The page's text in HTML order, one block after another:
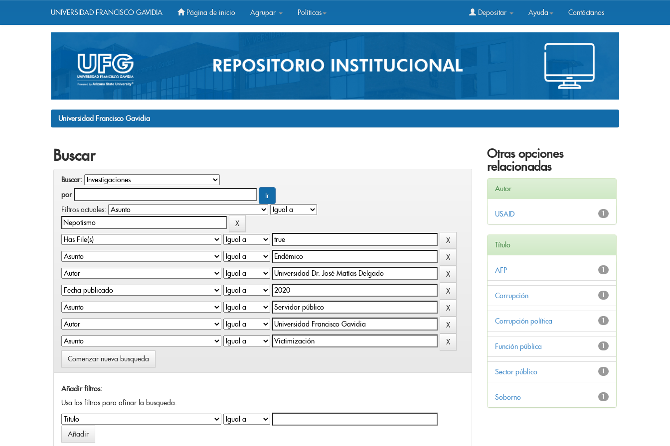
UNIVERSIDAD FRANCISCO GAVIDIA Página de inicio Agrupar Políticas Depositar Ayuda Contáctanos
Universidad Francisco Gavidia
Buscar
Buscar:
por
Filtros actuales:
Comenzar nueva busqueda
Añadir filtros:
Usa los filtros para afinar la busqueda.
Otras opciones
relacionadas
Autor
1
USAID
Título
1
AFP
1
Corrupción
1
Corrupción política
1
Función pública
1
Sector público
1
Soborno